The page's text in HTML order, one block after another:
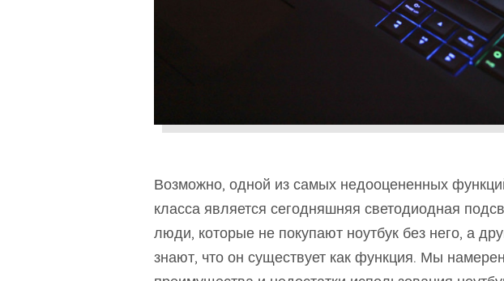
Возможно, одной из самых недооцененных
класса является сегодняшняя светодиодная
люди, которые не покупают ноутбук без него, а
знают, что он существует как функция. Мы